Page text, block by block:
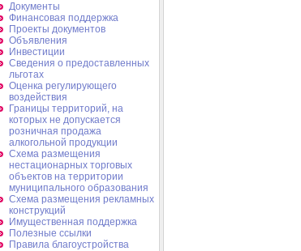
Документы
Финансовая поддержка
Проекты документов
Объявления
Инвестиции
Сведения о предоставленных
льготах
Оценка регулирующего
воздействия
Границы территорий, на
которых не допускается
розничная продажа
алкогольной продукции
Схема размещения
нестационарных торговых
объектов на территории
муниципального образования
Схема размещения рекламных
конструкций
Имущественная поддержка
Полезные ссылки
Правила благоустройства